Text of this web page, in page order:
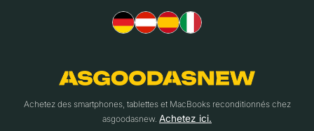
Achetez des smartphones, tablettes et MacBooks reconditionnés chez
asgoodasnew. Achetez ici.